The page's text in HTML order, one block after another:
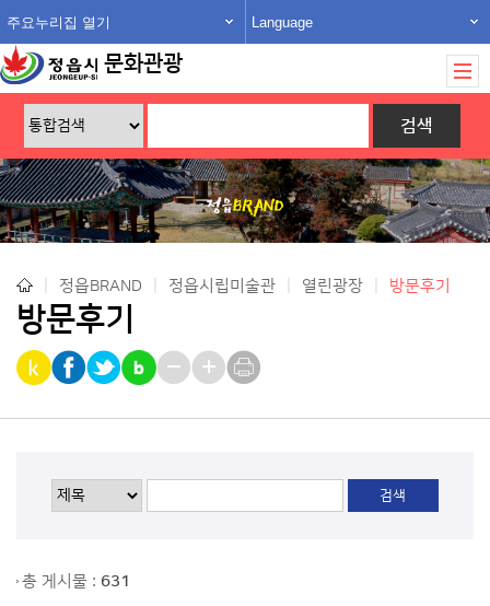
주요누리집 열기 Language
문화관광
정읍BRAND 정읍시립미술관 열린광장 방문후기
방문후기
총 게시물 : 631